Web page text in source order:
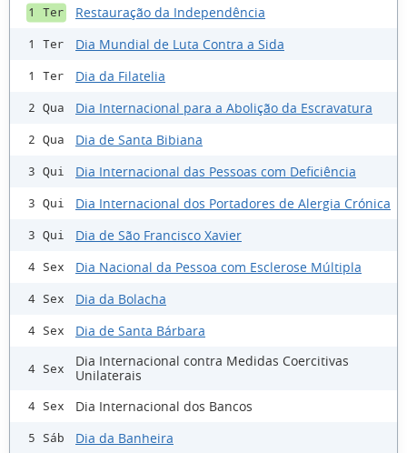
1 Ter Restauração da Independência
1 Ter Dia Mundial de Luta Contra a Sida
1 Ter Dia da Filatelia
2 Qua Dia Internacional para a Abolição da Escravatura
2 Qua Dia de Santa Bibiana
3 Qui Dia Internacional das Pessoas com Deficiência
3 Qui Dia Internacional dos Portadores de Alergia Crónica
3 Qui Dia de São Francisco Xavier
4 Sex Dia Nacional da Pessoa com Esclerose Múltipla
4 Sex Dia da Bolacha
4 Sex Dia de Santa Bárbara
4 Sex
Dia Internacional contra Medidas Coercitivas
Unilaterais
4 Sex Dia Internacional dos Bancos
5 Sáb Dia da Banheira